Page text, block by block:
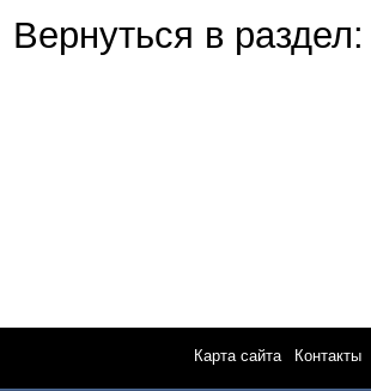
Вернуться в
Карта сайта| Контакты